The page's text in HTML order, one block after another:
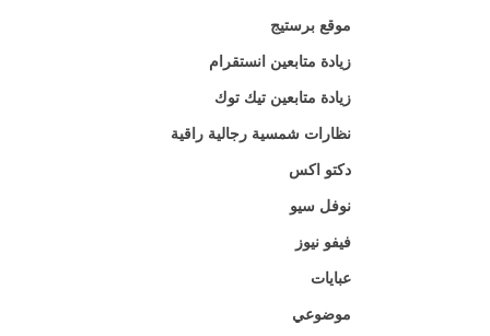
موقع برستيج
زيادة متابعين انستقرام
زيادة متابعين تيك توك
نظارات شمسية رجالية راقية
دكتو اكس
نوفل سيو
فيفو نيوز
عبايات
موضوعي